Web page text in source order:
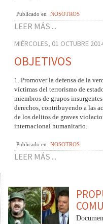
Publicado en NOSOTROS
LEER MÁS ...
MIÉRCOLES, 01 OCTUBRE
OBJETIVOS
1. Promover la defensa de la
víctimas del terrorismo de
miembros de grupos
derechos, contribuyendo a las
de los delitos de graves
internacional humanitario.
Publicado en NOSOTROS
LEER MÁS ...